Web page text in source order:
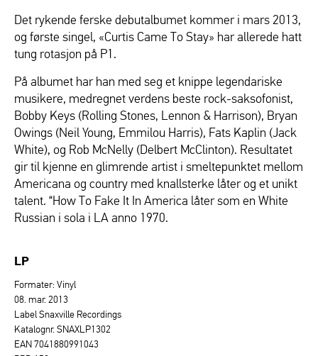
Det rykende ferske debutalbumet kommer i mars 2013,
og første singel, «Curtis Came To Stay» har allerede hatt
tung rotasjon på P1.
På albumet har han med seg et knippe legendariske
musikere, medregnet verdens beste rock-saksofonist,
Bobby Keys (Rolling Stones, Lennon & Harrison), Bryan
Owings (Neil Young, Emmilou Harris), Fats Kaplin (Jack
White), og Rob McNelly (Delbert McClinton). Resultatet
gir til kjenne en glimrende artist i smeltepunktet mellom
Americana og country med knallsterke låter og et unikt
talent. “How To Fake It In America låter som en White
Russian i sola i LA anno 1970.
LP
Formater: Vinyl
08. mar. 2013
Label Snaxville Recordings
Katalognr. SNAXLP1302
EAN 7041880991043